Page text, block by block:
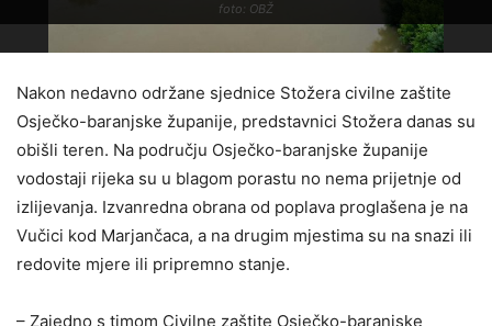
foto: OBŽ
Nakon nedavno održane sjednice Stožera civilne zaštite
Osječko-baranjske županije, predstavnici Stožera danas su
obišli teren. Na području Osječko-baranjske županije
vodostaji rijeka su u blagom porastu no nema prijetnje od
izlijevanja. Izvanredna obrana od poplava proglašena je na
Vučici kod Marjančaca, a na drugim mjestima su na snazi ili
redovite mjere ili pripremno stanje.
– Zajedno s timom Civilne zaštite Osječko-baranjske